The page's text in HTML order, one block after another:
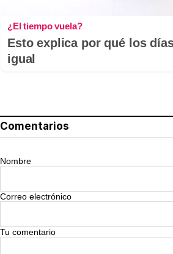
¿El tiempo vuela?
Esto explica por qué los
igual
Comentarios
Nombre
Correo electrónico
Tu comentario